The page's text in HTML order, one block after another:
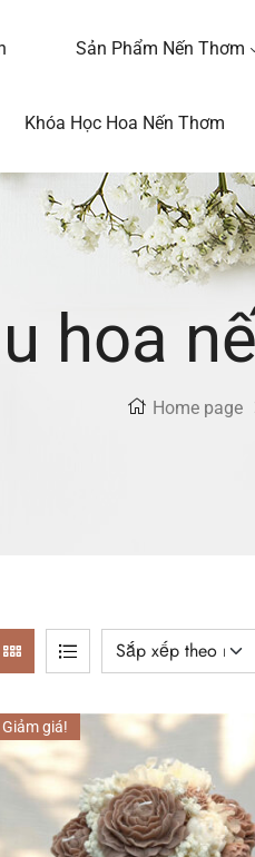
Sản Phẩm Nến Thơm
Khóa Học Hoa Nến Thơm
hoa
Home page
Giảm giá!